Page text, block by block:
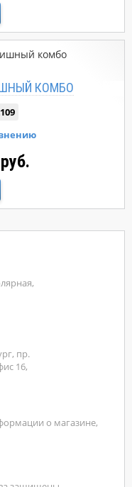
КОМБО
пр.
16,
о магазине,